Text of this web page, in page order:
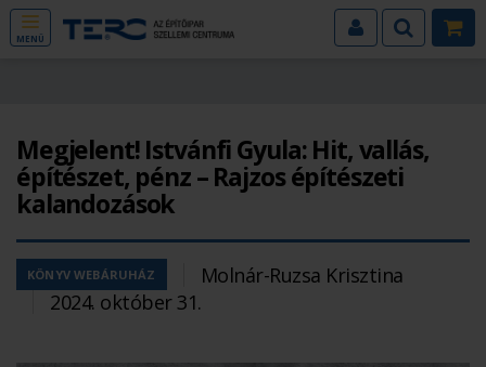
MENÜ
Megjelent! Istvánfi Gyula: Hit, vallás,
építészet, pénz – Rajzos építészeti
kalandozások
KÖNYV WEBÁRUHÁZ
Molnár-Ruzsa Krisztina
2024. október 31.